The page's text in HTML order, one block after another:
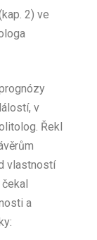
2) ve
v
Řekl
vlastností
a